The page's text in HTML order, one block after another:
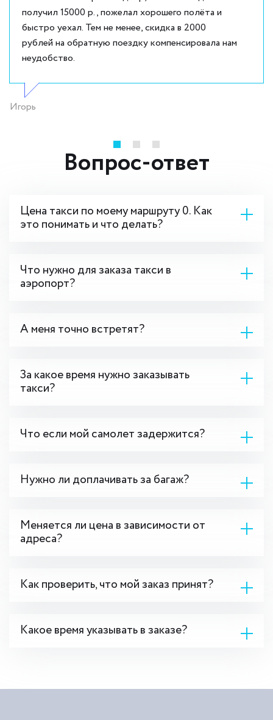
получил 15000 р., пожелал хорошего полёта и
быстро уехал. Тем не менее, скидка в 2000
рублей на обратную поездку компенсировала нам
неудобство.
Игорь
Вопрос-ответ
Цена такси по моему маршруту 0. Как
это понимать и что делать?
Что нужно для заказа такси в
аэропорт?
А меня точно встретят?
За какое время нужно заказывать
такси?
Что если мой самолет задержится?
Нужно ли доплачивать за багаж?
Меняется ли цена в зависимости от
адреса?
Как проверить, что мой заказ принят?
Какое время указывать в заказе?